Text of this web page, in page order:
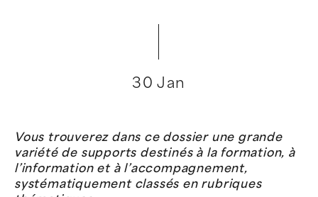
30 Jan
Vous trouverez dans ce dossier une grande
variété de supports destinés à la formation, à
l’information et à l’accompagnement,
systématiquement classés en rubriques